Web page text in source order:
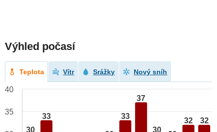
Výhled počasí
Teplota Vítr Srážky Nový sníh
30
33 33
37
30
32 32
40
35